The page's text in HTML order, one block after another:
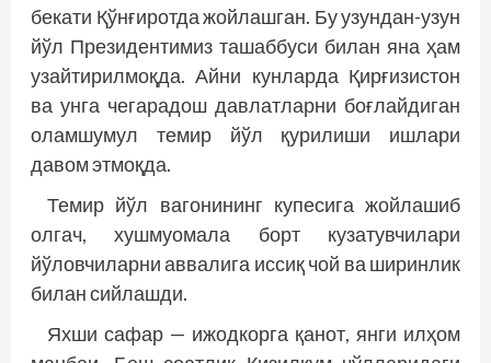
бекати Қўнғиротда жойлашган. Бу узундан-узун
йўл Президентимиз ташаббуси билан яна ҳам
узайтирилмоқда. Айни кунларда Қирғизистон
ва унга чегарадош давлатларни боғлайдиган
оламшумул темир йўл қурилиши ишлари
давом этмоқда.
Темир йўл вагонининг купесига жойлашиб
олгач, хушмуомала борт кузатувчилари
йўловчиларни аввалига иссиқ чой ва ширинлик
билан сийлашди.
Яхши сафар — ижодкорга қанот, янги илҳом